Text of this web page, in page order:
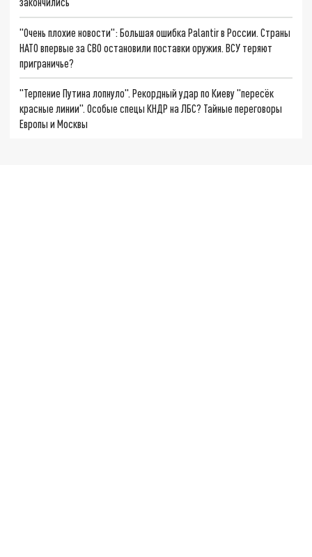
"Очень плохие новости": Большая ошибка Palantir в России. Страны
НАТО впервые за СВО остановили поставки оружия. ВСУ теряют
приграничье?
"Терпение Путина лопнуло". Рекордный удар по Киеву "пересёк
красные линии". Особые спецы КНДР на ЛБС? Тайные переговоры
Европы и Москвы